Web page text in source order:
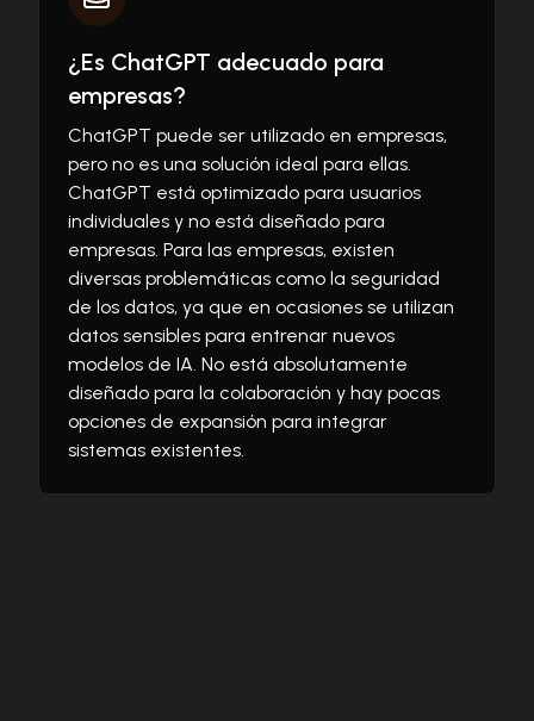
¿Es ChatGPT adecuado para
empresas?
ChatGPT puede ser utilizado en empresas,
pero no es una solución ideal para ellas.
ChatGPT está optimizado para usuarios
individuales y no está diseñado para
empresas. Para las empresas, existen
diversas problemáticas como la seguridad
de los datos, ya que en ocasiones se utilizan
datos sensibles para entrenar nuevos
modelos de IA. No está absolutamente
diseñado para la colaboración y hay pocas
opciones de expansión para integrar
sistemas existentes.